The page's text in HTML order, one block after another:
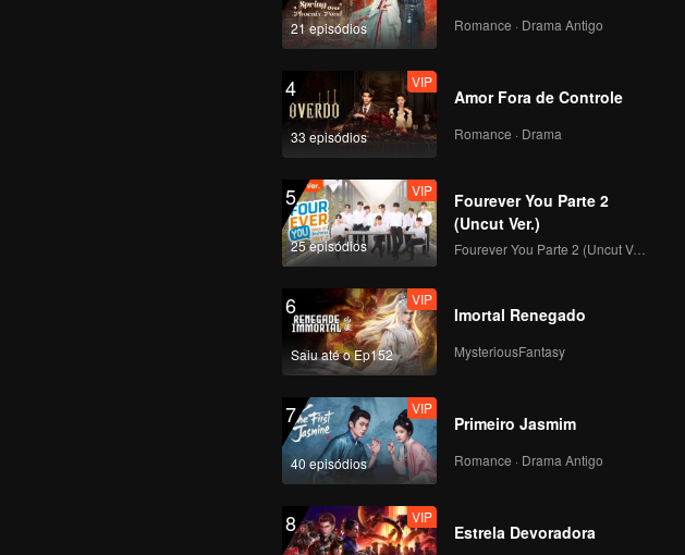
21 episódios Romance · Drama Antigo
4
33 episódios
VIP
Amor Fora de Controle
Romance · Drama
5
25 episódios
VIP
Fourever You Parte 2
(Uncut Ver.)
Fourever You Parte 2 (Uncut Ver.)
6
Saiu até o Ep152
VIP
Imortal Renegado
MysteriousFantasy
7
40 episódios
VIP
Primeiro Jasmim
Romance · Drama Antigo
8 VIP
Estrela Devoradora